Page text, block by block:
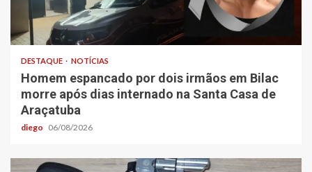
DESTAQUE NOTÍCIAS
Homem espancado por dois irmãos em Bilac
morre após dias internado na Santa Casa de
Araçatuba
diego 06/08/2026